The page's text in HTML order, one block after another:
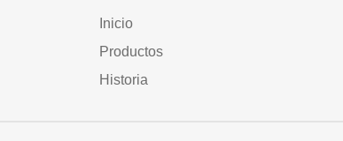
Inicio
Productos
Historia